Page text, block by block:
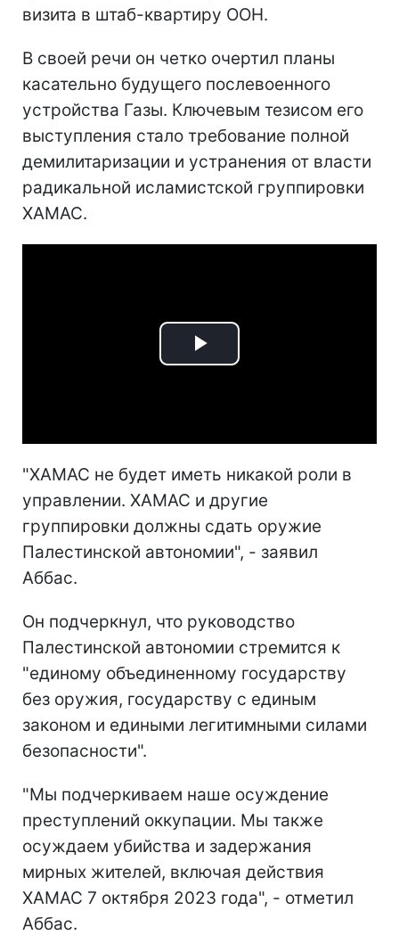
визита в штаб-квартиру ООН.
В своей речи он четко очертил планы
касательно будущего послевоенного
устройства Газы. Ключевым тезисом его
выступления стало требование полной
демилитаризации и устранения от власти
радикальной исламистской группировки
ХАМАС.
Play
"ХАМАС не будет иметь никакой роли в
управлении. ХАМАС и другие
группировки должны сдать оружие
Палестинской автономии", - заявил
Аббас.
Он подчеркнул, что руководство
Палестинской автономии стремится к
"единому объединенному государству
без оружия, государству с единым
законом и едиными легитимными силами
безопасности".
"Мы подчеркиваем наше осуждение
преступлений оккупации. Мы также
осуждаем убийства и задержания
мирных жителей, включая действия
ХАМАС 7 октября 2023 года", - отметил
Аббас.